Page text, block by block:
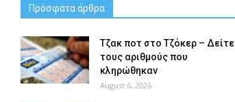
Πρόσφατα άρθρα
Tζακ ποτ στο Τζόκερ – Δείτε
τους αριθμούς που
κληρώθηκαν
August 6, 2026